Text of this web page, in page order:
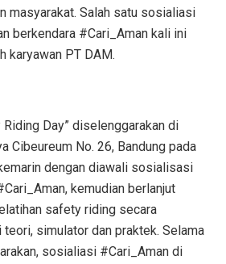
masyarakat. Salah satu sosialiasi
berkendara #Cari_Aman kali ini
karyawan PT DAM.
Day” diselenggarakan di
Cibeureum No. 26, Bandung pada
dengan diawali sosialisasi
kemudian berlanjut
safety riding secara
teori, simulator dan praktek. Selama
sosialiasi #Cari_Aman di